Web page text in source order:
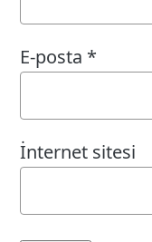
E-posta *
İnternet sitesi